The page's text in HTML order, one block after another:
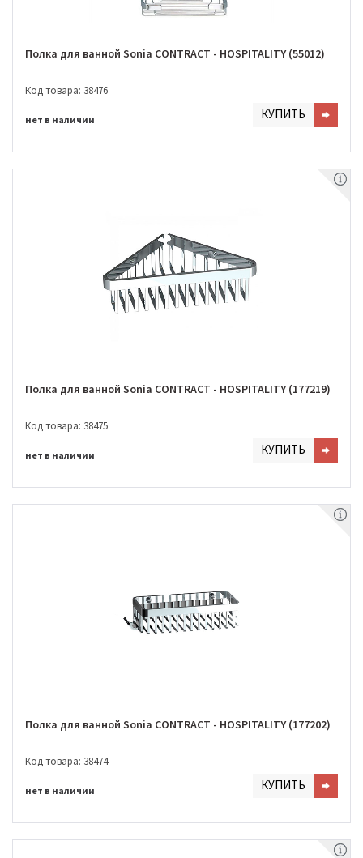
Полка для ванной Sonia CONTRACT - HOSPITALITY (55012)
Код товара: 38476
нет в наличии КУПИТЬ
Полка для ванной Sonia CONTRACT - HOSPITALITY (177219)
Код товара: 38475
нет в наличии КУПИТЬ
Полка для ванной Sonia CONTRACT - HOSPITALITY (177202)
Код товара: 38474
нет в наличии КУПИТЬ